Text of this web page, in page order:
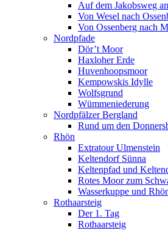
Auf dem Jakobsweg
Von Wesel nach
Von Ossenberg nach
Nordpfade
Dör’t Moor
Haxloher Erde
Huvenhoopsmoor
Kempowskis Idylle
Wolfsgrund
Wümmeniederung
Nordpfälzer Bergland
Rund um den
Rhön
Extratour Ulmenstein
Keltendorf Sünna
Keltenpfad und
Rotes Moor zum
Wasserkuppe und
Rothaarsteig
Der 1. Tag
Rothaarsteig